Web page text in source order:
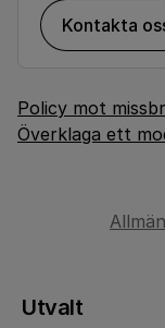
Kontakta
Policy mot
Överklaga ett
Utvalt